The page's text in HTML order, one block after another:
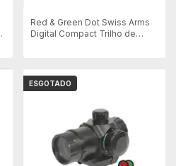
Red & Green Dot Swiss Arms
Digital Compact Trilho de
ESGOTADO